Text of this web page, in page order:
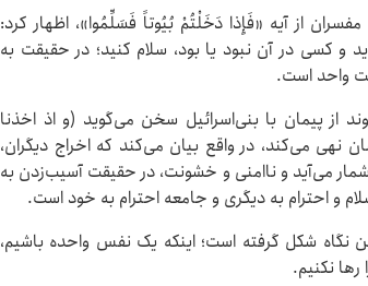
از آیه «فَإِذا دَخَلْتُمْ بُیُوتاً فَسَلِّمُوا»، اظهار کرد:
و کسی در آن نبود یا بود، سلام کنید؛ در حقیقت به
واحد است.
از پیمان با بنی‌اسرائیل سخن می‌گوید (و اذ اخذنا
نهی می‌کند، در واقع بیان می‌کند که اخراج دیگران،
می‌آید و ناامنی و خشونت، در حقیقت آسیب‌زدن به
احترام به دیگری و جامعه احترام به خود است.
نگاه شکل گرفته است؛ اینکه یک نفس واحده باشیم،
رها نکنیم.